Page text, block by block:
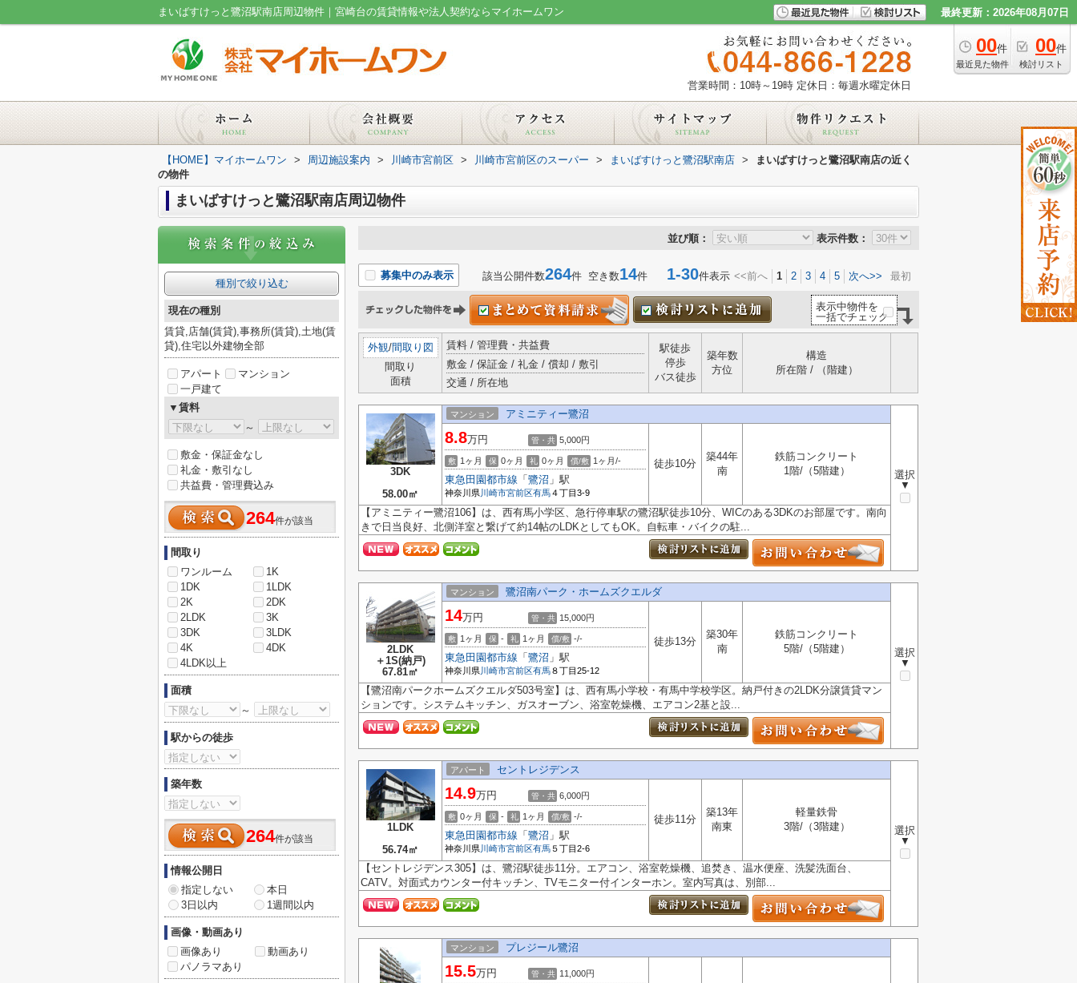
まいばすけっと鷺沼駅南店周辺物件｜宮崎台の賃貸情報や法人契約ならマイホームワン 最終更新：2026年08月07日
00件
最近見た物件
00件
検討リスト
営業時間：10時～19時 定休日：毎週水曜定休日
【HOME】マイホームワン > 周辺施設案内 > 川崎市宮前区 > 川崎市宮前区のスーパー > まいばすけっと鷺沼駅南店 >
まいばすけっと鷺沼駅南店の近く
の物件
まいばすけっと鷺沼駅南店周辺物件
並び順： 表示件数：
募集中のみ表示 該当公開件数264件 空き数14件 1-30件表示 <<前へ 1 2 3 4 5 次へ>> 最初
表示中物件を
一括でチェック
外観/間取り図
間取り
面積
賃料 / 管理費・共益費
敷金 / 保証金 / 礼金 / 償却 / 敷引
交通 / 所在地
駅徒歩
停歩
バス徒歩
築年数
方位
構造
所在階 / （階建）
3DK
58.00㎡
マンション アミニティー鷺沼
選択
▼
8.8万円 管・共 5,000円
敷 1ヶ月 保 0ヶ月 礼 0ヶ月 償/敷 1ヶ月/-
東急田園都市線 「 鷺沼 」駅
神奈川県川崎市宮前区有馬４丁目3-9
徒歩10分
築44年
南
鉄筋コンクリート
1階/（5階建）
【アミニティー鷺沼106】は、西有馬小学区、急行停車駅の鷺沼駅徒歩10分、WICのある3DKのお部屋です。南向
きで日当良好、北側洋室と繋げて約14帖のLDKとしてもOK。自転車・バイクの駐...
2LDK
＋1S(納戸)
67.81㎡
マンション 鷺沼南パーク・ホームズクエルダ
選択
▼
14万円 管・共 15,000円
敷 1ヶ月 保 - 礼 1ヶ月 償/敷 -/-
東急田園都市線 「 鷺沼 」駅
神奈川県川崎市宮前区有馬８丁目25-12
徒歩13分
築30年
南
鉄筋コンクリート
5階/（5階建）
【鷺沼南パークホームズクエルダ503号室】は、西有馬小学校・有馬中学校学区。納戸付きの2LDK分譲賃貸マン
ションです。システムキッチン、ガスオーブン、浴室乾燥機、エアコン2基と設...
1LDK
56.74㎡
アパート セントレジデンス
選択
▼
14.9万円 管・共 6,000円
敷 0ヶ月 保 - 礼 1ヶ月 償/敷 -/-
東急田園都市線 「 鷺沼 」駅
神奈川県川崎市宮前区有馬 ５丁目2-6
徒歩11分
築13年
南東
軽量鉄骨
3階/（3階建）
【セントレジデンス305】は、鷺沼駅徒歩11分。エアコン、浴室乾燥機、追焚き、温水便座、洗髪洗面台、
CATV。対面式カウンター付キッチン、TVモニター付インターホン。室内写真は、別部...
マンション プレジール鷺沼
15.5万円 管・共 11,000円
種別で絞り込む
現在の種別
賃貸,店舗(賃貸),事務所(賃貸),土地(賃
貸),住宅以外建物全部
アパート
マンション
一戸建て
▼賃料
～
敷金・保証金なし
礼金・敷引なし
共益費・管理費込み
264件が該当
間取り
ワンルーム
1K
1DK
1LDK
2K
2DK
2LDK
3K
3DK
3LDK
4K
4DK
4LDK以上
面積
～
駅からの徒歩
築年数
264件が該当
情報公開日
指定しない
本日
3日以内
1週間以内
画像・動画あり
画像あり
動画あり
パノラマあり